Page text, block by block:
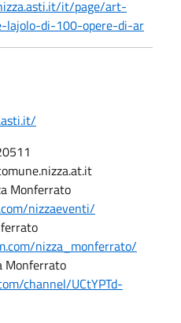
it/page/art-
lajolo-di-100-opere-di-ar
Monferrato
nizzaeventi/
nizza_monferrato/
Monferrato
channel/UCtYPTd-